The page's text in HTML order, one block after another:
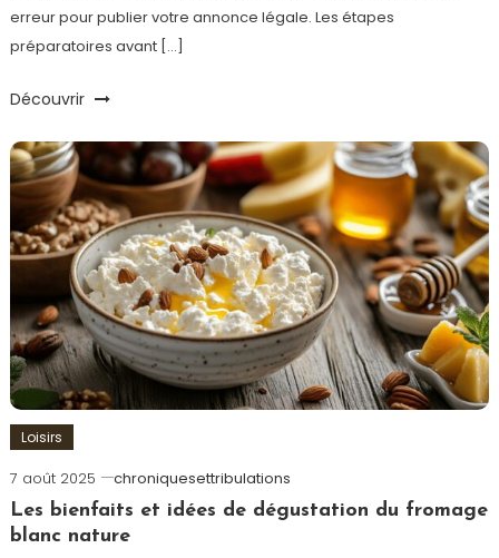
erreur pour publier votre annonce légale. Les étapes
préparatoires avant […]
Découvrir
Loisirs
7 août 2025
chroniquesettribulations
Les bienfaits et idées de dégustation du fromage
blanc nature